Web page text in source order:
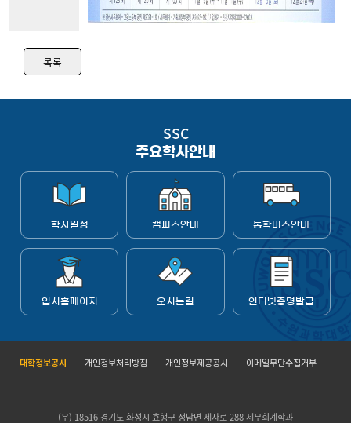
목록
SSC
주요학사안내
학사일정 캠퍼스안내 통학버스안내
입시홈페이지 오시는길 인터넷증명발급
대학정보공시 개인정보처리방침 개인정보제공공시 이메일무단수집거부
(우) 18516 경기도 화성시 효행구 정남면 세자로 288 세무회계학과